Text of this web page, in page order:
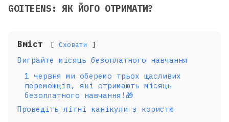
GOITEENS: ЯК ЙОГО ОТРИМАТИ?
Вміст Сховати
Виграйте місяць безоплатного навчання
1 червня ми оберемо трьох щасливих
переможців, які отримають місяць
безоплатного навчання!🎁
Проведіть літні канікули з користю